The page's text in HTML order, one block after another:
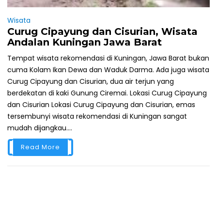
Wisata
Curug Cipayung dan Cisurian, Wisata
Andalan Kuningan Jawa Barat
Tempat wisata rekomendasi di Kuningan, Jawa Barat bukan
cuma Kolam Ikan Dewa dan Waduk Darma. Ada juga wisata
Curug Cipayung dan Cisurian, dua air terjun yang
berdekatan di kaki Gunung Ciremai. Lokasi Curug Cipayung
dan Cisurian Lokasi Curug Cipayung dan Cisurian, emas
tersembunyi wisata rekomendasi di Kuningan sangat
mudah dijangkau....
Read More